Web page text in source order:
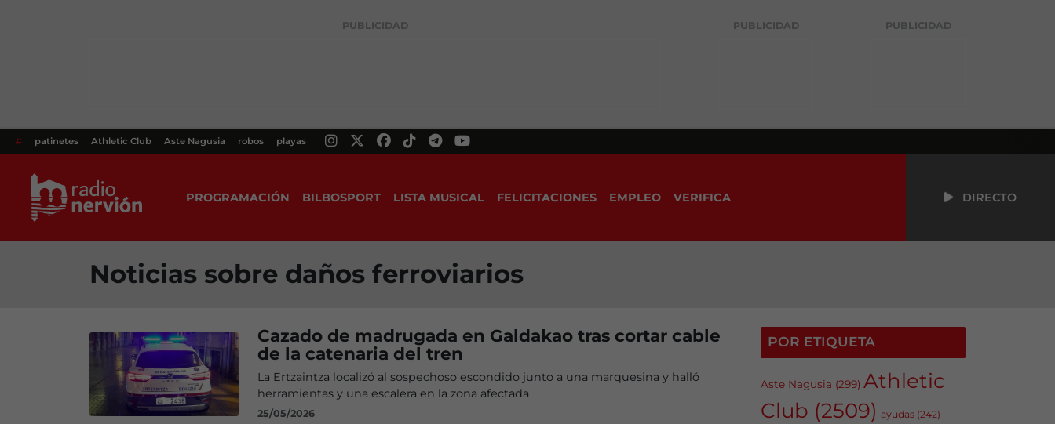
PUBLICIDAD PUBLICIDAD PUBLICIDAD
# patinetes Athletic Club Aste Nagusia robos playas
PROGRAMACIÓN BILBOSPORT LISTA MUSICAL FELICITACIONES EMPLEO VERIFICA DIRECTO
Noticias sobre daños ferroviarios
Cazado de madrugada en Galdakao tras cortar cable
de la catenaria del tren
La Ertzaintza localizó al sospechoso escondido junto a una marquesina y halló
herramientas y una escalera en la zona afectada
25/05/2026
POR ETIQUETA
Aste Nagusia (299) Athletic
Club (2509) ayudas (242)